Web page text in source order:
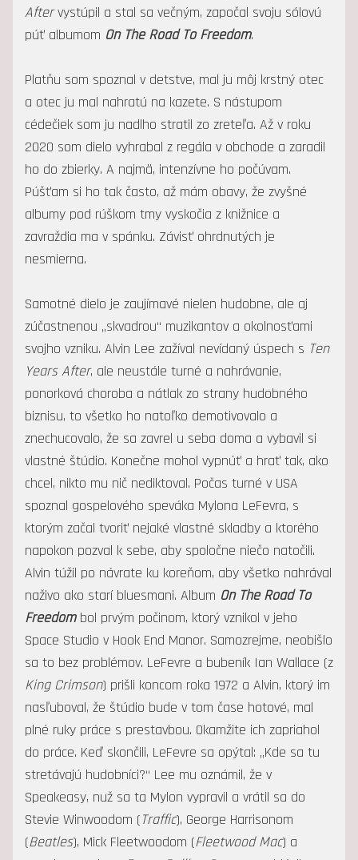
Aftervystúpil a stal sa večným, započal svoju sólovú
púť albumom On The Road To Freedom.
Platňu som spoznal v detstve, mal ju môj krstný otec
a otec ju mal nahratú na kazete. S nástupom
cédečiek som ju nadlho stratil zo zreteľa. Až v roku
2020 som dielo vyhrabal z regála v obchode a zaradil
ho do zbierky. A najmä, intenzívne ho počúvam.
Púšťam si ho tak často, až mám obavy, že zvyšné
albumy pod rúškom tmy vyskočia z knižnice a
zavraždia ma v spánku. Závisť ohrdnutých je
nesmierna.
Samotné dielo je zaujímavé nielen hudobne, ale aj
zúčastnenou „skvadrou“ muzikantov a okolnosťami
svojho vzniku. Alvin Lee zažíval nevídaný úspech s Ten
Years After, ale neustále turné a nahrávanie,
ponorková choroba a nátlak zo strany hudobného
biznisu, to všetko ho natoľko demotivovalo a
znechucovalo, že sa zavrel u seba doma a vybavil si
vlastné štúdio. Konečne mohol vypnúť a hrať tak, ako
chcel, nikto mu nič nediktoval. Počas turné v USA
spoznal gospelového speváka Mylona LeFevra, s
ktorým začal tvoriť nejaké vlastné skladby a ktorého
napokon pozval k sebe, aby spoločne niečo natočili.
Alvin túžil po návrate ku koreňom, aby všetko nahrával
naživo ako starí bluesmani. Album On The Road To
Freedombol prvým počinom, ktorý vznikol v jeho
Space Studio v Hook End Manor. Samozrejme, neobišlo
sa to bez problémov. LeFevre a bubeník Ian Wallace (z
King Crimson) prišli koncom roka 1972 a Alvin, ktorý im
nasľuboval, že štúdio bude v tom čase hotové, mal
plné ruky práce s prestavbou. Okamžite ich zapriahol
do práce. Keď skončili, LeFevre sa opýtal: „Kde sa tu
stretávajú hudobníci?“ Lee mu oznámil, že v
Speakeasy, nuž sa ta Mylon vypravil a vrátil sa do
Stevie Winwoodom (Traffic), George Harrisonom
(Beatles), Mick Fleetwoodom (Fleetwood Mac) a